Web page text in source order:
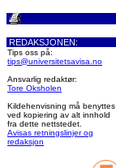
REDAKSJONEN:
Tips oss på:
tips@universitetsavisa.no
Ansvarlig redaktør:
Tore Oksholen
Kildehenvisning må benyttes
ved kopiering av alt innhold
fra dette nettstedet.
Avisas retningslinjer og
redaksjon